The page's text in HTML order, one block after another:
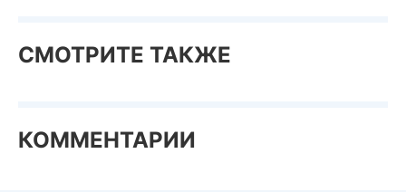
СМОТРИТЕ ТАКЖЕ
КОММЕНТАРИИ